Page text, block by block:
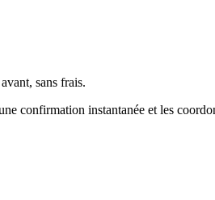
sans frais.
confirmation instantanée et les